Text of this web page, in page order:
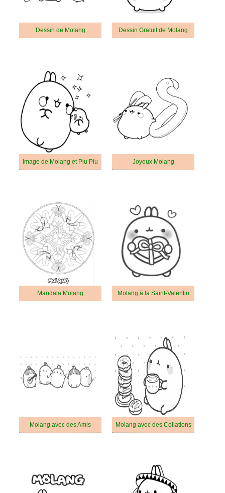
Dessin de Molang Dessin Gratuit de Molang
Image de Molang et Piu Piu Joyeux Molang
Mandala Molang Molang à la Saint-Valentin
Molang avec des Amis Molang avec des Collations